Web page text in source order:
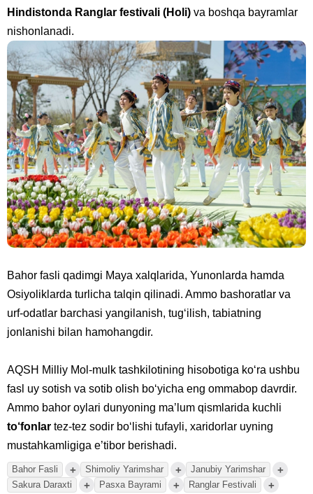
Hindistonda Ranglar festivali (Holi) va boshqa bayramlar
nishonlanadi.
Bahor fasli qadimgi Maya xalqlarida, Yunonlarda hamda
Osiyoliklarda turlicha talqin qilinadi. Ammo bashoratlar va
urf-odatlar barchasi yangilanish, tug‘ilish, tabiatning
jonlanishi bilan hamohangdir.
AQSH Milliy Mol-mulk tashkilotining hisobotiga ko‘ra ushbu
fasl uy sotish va sotib olish bo‘yicha eng ommabop davrdir.
Ammo bahor oylari dunyoning ma’lum qismlarida kuchli
to‘fonlar tez-tez sodir bo‘lishi tufayli, xaridorlar uyning
mustahkamligiga e’tibor berishadi.
Bahor Fasli + Shimoliy Yarimshar + Janubiy Yarimshar +
Sakura Daraxti + Pasxa Bayrami + Ranglar Festivali +